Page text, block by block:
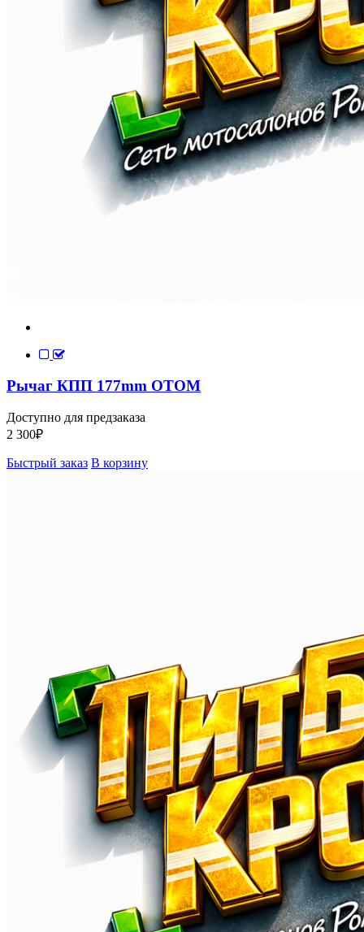
Рычаг КПП 177mm OTOM
Доступно для предзаказа
2 300₽
Быстрый заказ В корзину